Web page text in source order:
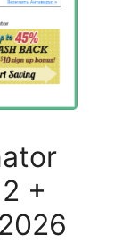
+